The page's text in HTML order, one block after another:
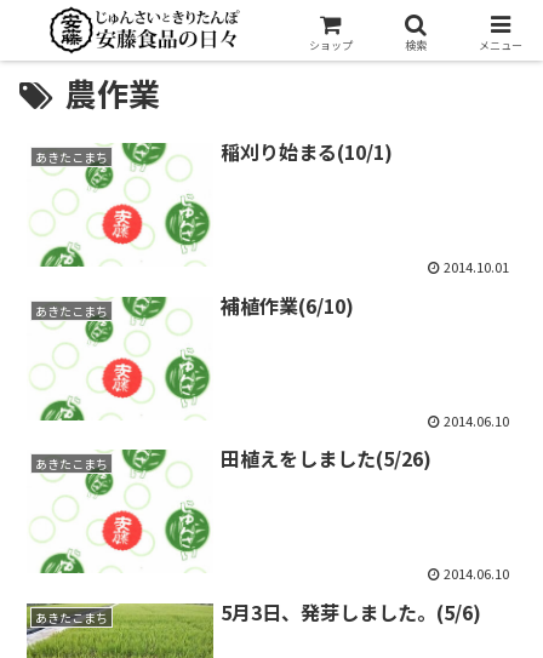
農作業
あきたこまち 稲刈り始まる(10/1)
2014.10.01
あきたこまち 補植作業(6/10)
2014.06.10
あきたこまち 田植えをしました(5/26)
2014.06.10
あきたこまち 5月3日、発芽しました。(5/6)
ショップ 検索 メニュー